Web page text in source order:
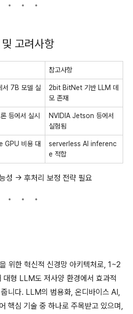
고려사항
참고사항
서 7B 모델 실
2bit BitNet 기반 LLM 데
모 존재
등에서 실시
NVIDIA Jetson 등에서
실험됨
GPU 비용 대
serverless AI inferenc
e 적합
성 → 후처리 보정 전략 필요
위한 혁신적 신경망 아키텍처로, 1~2
형 LLM도 저사양 환경에서 효과적
니다. LLM의 범용화, 온디바이스 AI,
핵심 기술 중 하나로 주목받고 있으며,